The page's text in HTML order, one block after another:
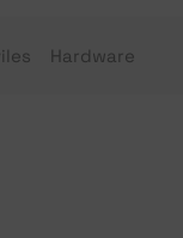
Hardware